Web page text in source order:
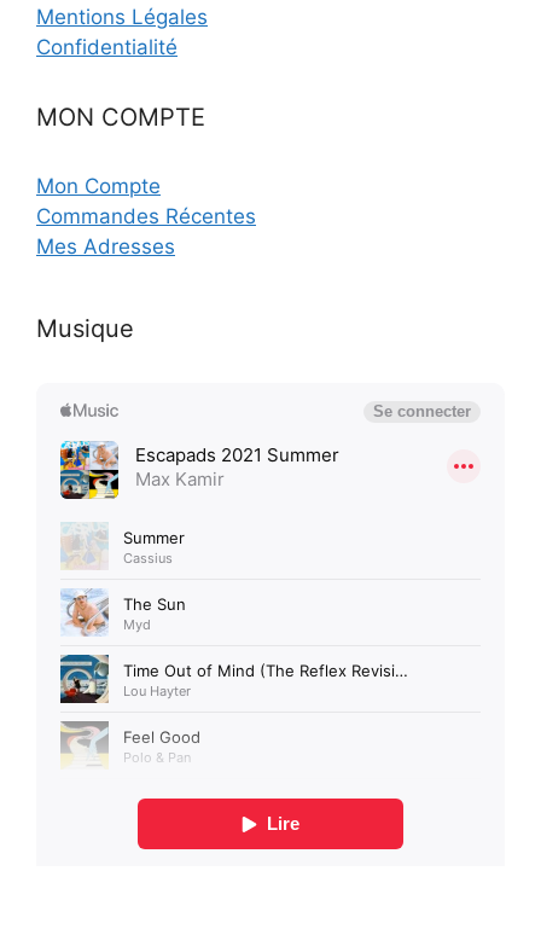
Mentions Légales
Confidentialité
MON COMPTE
Mon Compte
Commandes Récentes
Mes Adresses
Musique